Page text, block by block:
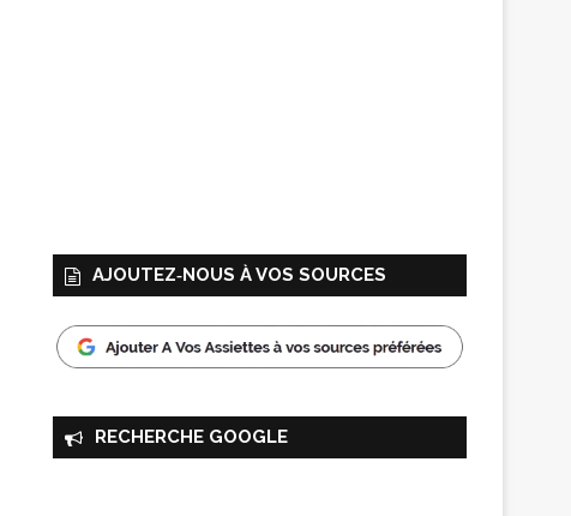
AJOUTEZ‑NOUS À VOS SOURCES
RECHERCHE GOOGLE